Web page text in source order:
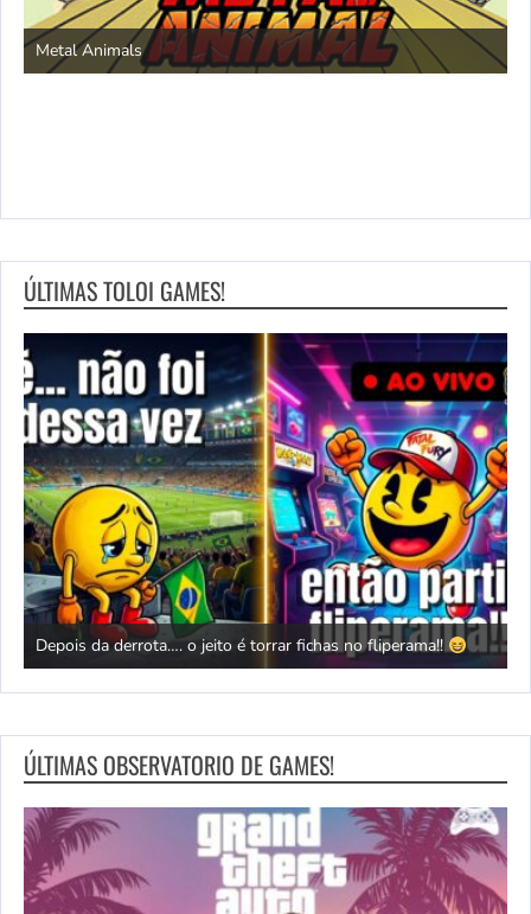
Metal Animals
ÚLTIMAS TOLOI GAMES!
Depois da derrota…. o jeito é torrar fichas no fliperama!!
ÚLTIMAS OBSERVATORIO DE GAMES!